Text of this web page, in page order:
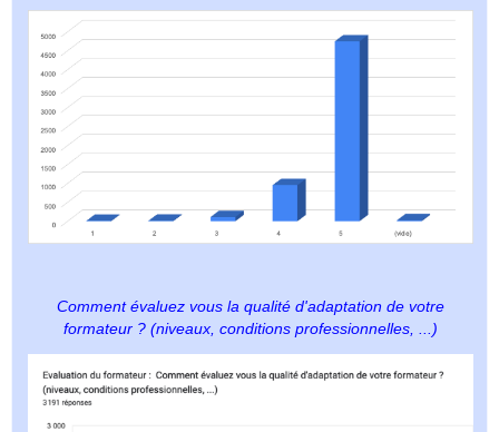
Comment évaluez vous la qualité d'adaptation de votre
formateur ? (niveaux, conditions professionnelles, ...)